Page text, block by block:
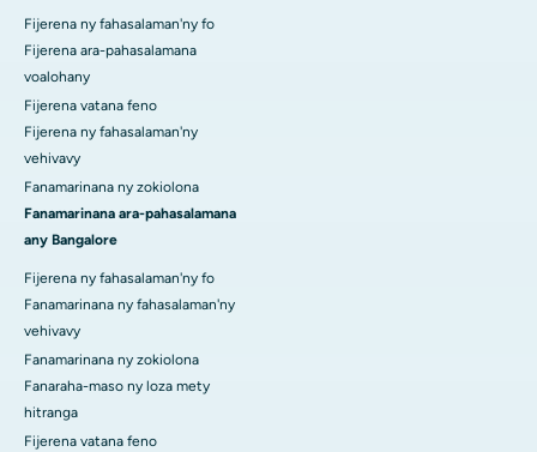
Fijerena ny fahasalaman'ny fo
Fijerena ara-pahasalamana
voalohany
Fijerena vatana feno
Fijerena ny fahasalaman'ny
vehivavy
Fanamarinana ny zokiolona
Fanamarinana ara-pahasalamana
any Bangalore
Fijerena ny fahasalaman'ny fo
Fanamarinana ny fahasalaman'ny
vehivavy
Fanamarinana ny zokiolona
Fanaraha-maso ny loza mety
hitranga
Fijerena vatana feno